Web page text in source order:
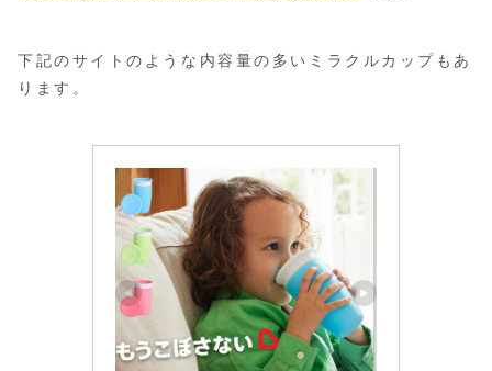
下記のサイトのような内容量の多いミラクルカップもあ
ります。